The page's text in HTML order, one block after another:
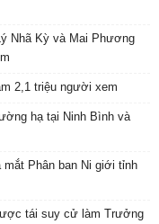
Nhã Kỳ và Mai Phương
2,1 triệu người xem
hạ tại Ninh Bình và
mắt Phân ban Ni giới tỉnh
tái suy cử làm Trưởng